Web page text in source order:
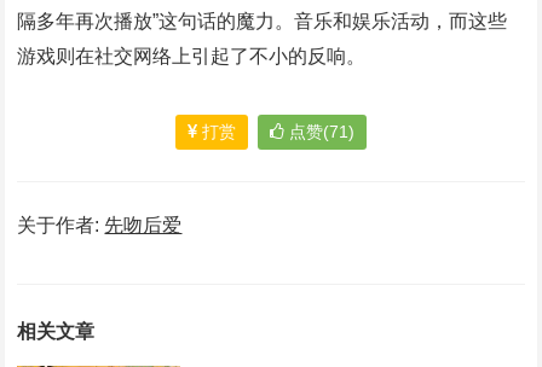
隔多年再次播放”这句话的魔力。音乐和娱乐活动，而这些
游戏则在社交网络上引起了不小的反响。
打赏 点赞(71)
关于作者: 先吻后爱
相关文章